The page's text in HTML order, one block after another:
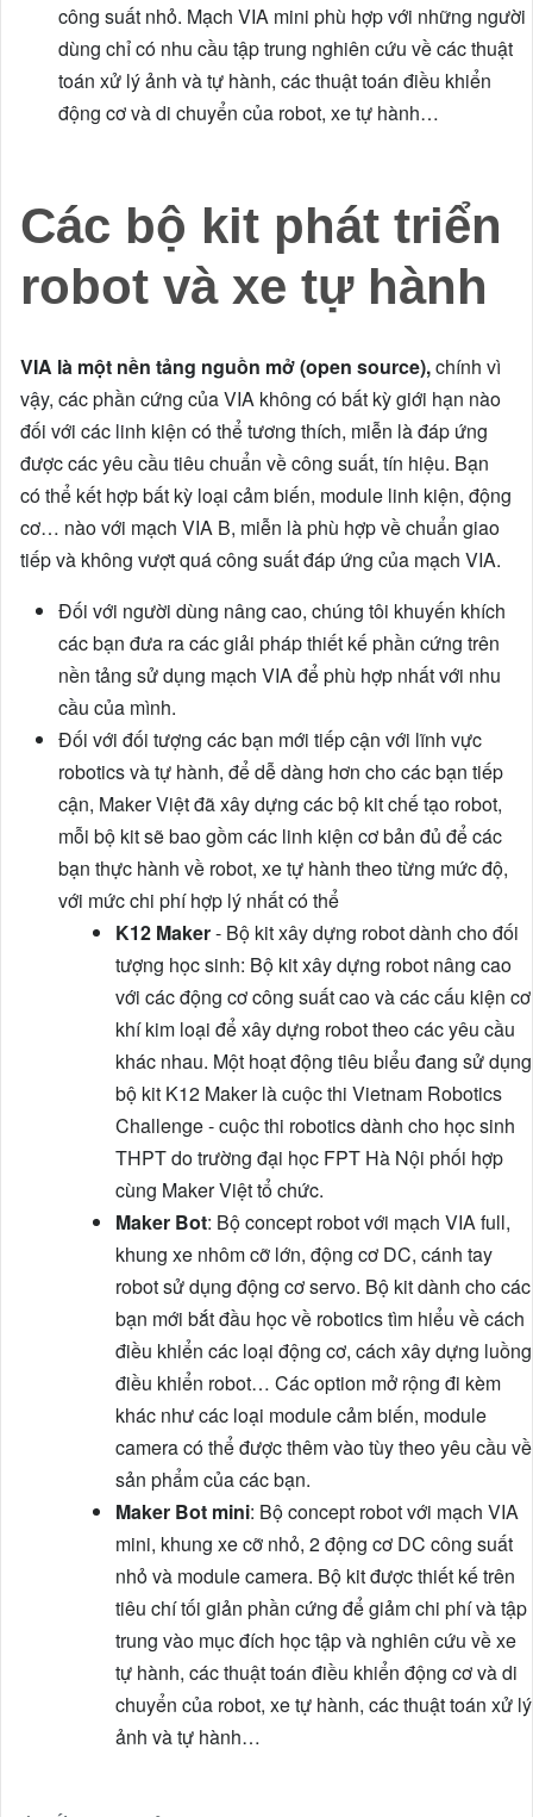
công suất nhỏ. Mạch VIA mini phù hợp với những người
dùng chỉ có nhu cầu tập trung nghiên cứu về các thuật
toán xử lý ảnh và tự hành, các thuật toán điều khiển
động cơ và di chuyển của robot, xe tự hành…
Các bộ kit phát triển
robot và xe tự hành
VIA là một nền tảng nguồn mở (open source),chính vì
vậy, các phần cứng của VIA không có bất kỳ giới hạn nào
đối với các linh kiện có thể tương thích, miễn là đáp ứng
được các yêu cầu tiêu chuẩn về công suất, tín hiệu. Bạn
có thể kết hợp bất kỳ loại cảm biến, module linh kiện, động
cơ… nào với mạch VIA B, miễn là phù hợp về chuẩn giao
tiếp và không vượt quá công suất đáp ứng của mạch VIA.
Đối với người dùng nâng cao, chúng tôi khuyến khích
các bạn đưa ra các giải pháp thiết kế phần cứng trên
nền tảng sử dụng mạch VIA để phù hợp nhất với nhu
cầu của mình.
Đối với đối tượng các bạn mới tiếp cận với lĩnh vực
robotics và tự hành, để dễ dàng hơn cho các bạn tiếp
cận, Maker Việt đã xây dựng các bộ kit chế tạo robot,
mỗi bộ kit sẽ bao gồm các linh kiện cơ bản đủ để các
bạn thực hành về robot, xe tự hành theo từng mức độ,
với mức chi phí hợp lý nhất có thể
K12 Maker- Bộ kit xây dựng robot dành cho đối
tượng học sinh: Bộ kit xây dựng robot nâng cao
với các động cơ công suất cao và các cấu kiện cơ
khí kim loại để xây dựng robot theo các yêu cầu
khác nhau. Một hoạt động tiêu biểu đang sử dụng
bộ kit K12 Maker là cuộc thi Vietnam Robotics
Challenge - cuộc thi robotics dành cho học sinh
THPT do trường đại học FPT Hà Nội phối hợp
cùng Maker Việt tổ chức.
Maker Bot: Bộ concept robot với mạch VIA full,
khung xe nhôm cỡ lớn, động cơ DC, cánh tay
robot sử dụng động cơ servo. Bộ kit dành cho các
bạn mới bắt đầu học về robotics tìm hiểu về cách
điều khiển các loại động cơ, cách xây dựng luồng
điều khiển robot… Các option mở rộng đi kèm
khác như các loại module cảm biến, module
camera có thể được thêm vào tùy theo yêu cầu về
sản phẩm của các bạn.
Maker Bot mini: Bộ concept robot với mạch VIA
mini, khung xe cỡ nhỏ, 2 động cơ DC công suất
nhỏ và module camera. Bộ kit được thiết kế trên
tiêu chí tối giản phần cứng để giảm chi phí và tập
trung vào mục đích học tập và nghiên cứu về xe
tự hành, các thuật toán điều khiển động cơ và di
chuyển của robot, xe tự hành, các thuật toán xử lý
ảnh và tự hành…